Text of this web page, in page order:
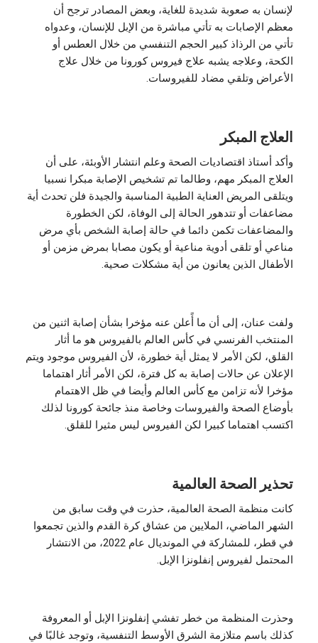
لإنسان به صعوبة شديدة للغاية، وبعض المصادر ترجح أن
معظم الإصابات به تأتي مباشرة من الإبل للإنسان، وعدواه
تأتي من الرذاذ كبير الحجم التنفسي من خلال العطس أو
الكحة، وعلاجه يشبه علاج فيروس كورونا من خلال علاج
الأعراض وتلقي مضاد للفيروسات.
العلاج المبكر
وأكد أستاذ اقتصاديات الصحة وعلم انتشار الأوبئة، على أن
العلاج المبكر مهم، وطالما تم تشخيص الإصابة مبكرا نسبيا
ويتلقى المريض العناية الطبية المناسبة والجيدة فلن تحدث أية
مضاعفات أو تتدهور الحالة إلى الوفاة، لكن الخطورة
والمضاعفات تكمن دائما في حالة إصابة الشخص بأي مرض
مناعي أو تلقى أدوية مناعية أو يكون مصابا بمرض مزمن أو
الأطفال الذين يعانون من أية مشكلات صحية.
ولفت عنان، إلى أن ما أًعلن عنه مؤخرا بشأن إصابة اثنين من
المنتخب الفرنسي في كأس العالم بالفيروس هو ما أثار
القلق، لكن الأمر لا يمثل أية خطورة، لأن الفيروس موجود ويتم
الإعلان عن حالات إصابة به كل فترة، لكن الأمر أثار اهتماما
مؤخرا لأنه تزامن مع كأس العالم وأيضا في ظل الاهتمام
بأوضاع الصحة والفيروسات وخاصة منذ جائحة كورونا لذلك
اكتسب اهتماما كبيرا لكن الفيروس ليس مثيرا للقلق.
تحذير الصحة العالمية
كانت منظمة الصحة العالمية، حذرت في وقت سابق من
الشهر الماضي، الملايين من عشاق كرة القدم والذين تجمعوا
في قطر، للمشاركة في المونديال عام 2022، من الانتشار
المحتمل لفيروس إنفلونزا الإبل.
وحذرت المنظمة من خطر تفشي إنفلونزا الإبل أو المعروفة
كذلك باسم متلازمة الشرق الأوسط التنفسية، وتوجد غالبًا في